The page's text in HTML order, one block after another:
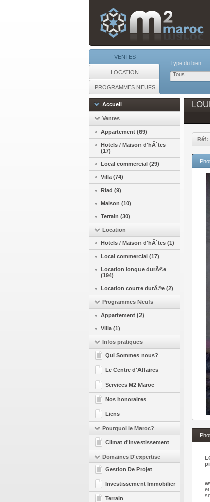
VENTES
LOCATION
PROGRAMMES NEUFS
Type du bien
Tous
Accueil
Ventes
Appartement (69)
Hotels / Maison d'hÃ´tes
(17)
Local commercial (29)
Villa (74)
Riad (9)
Maison (10)
Terrain (30)
Location
Hotels / Maison d'hÃ´tes (1)
Local commercial (17)
Location longue durÃ©e
(194)
Location courte durÃ©e (2)
Programmes Neufs
Appartement (2)
Villa (1)
Infos pratiques
Qui Sommes nous?
Le Centre d'Affaires
Services M2 Maroc
Nos honoraires
Liens
Pourquoi le Maroc?
Climat d'investissement
Domaines D'expertise
Gestion De Projet
Investissement Immobilier
Terrain
Réf: